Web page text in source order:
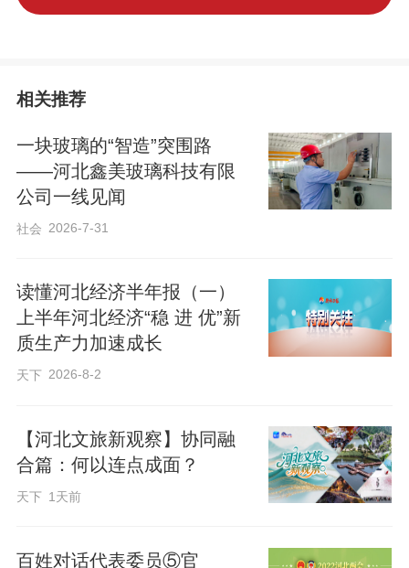
相关推荐
一块玻璃的“智造”突围路
——河北鑫美玻璃科技有限
公司一线见闻
社会 2026-7-31
读懂河北经济半年报（一）
上半年河北经济“稳 进 优”新
质生产力加速成长
天下 2026-8-2
【河北文旅新观察】协同融
合篇：何以连点成面？
天下 1天前
百姓对话代表委员⑤官